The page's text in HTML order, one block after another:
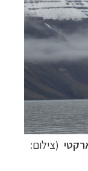
(צילום:
כל האפשרויות
לחצו לקבלת כל
כל האפשרויות »